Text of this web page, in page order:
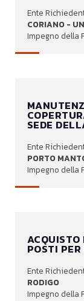
CORIANO -
SEDE
PORTO
POSTI
RODIGO